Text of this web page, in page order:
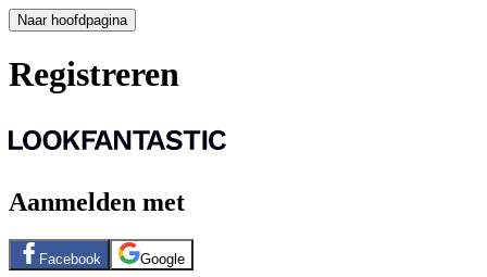
Naar hoofdpagina
Registreren
Aanmelden met
Facebook Google